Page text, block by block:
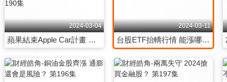
2024-03-04
蘋果結束Apple Car計畫 電動車還有戲？ 第190集
2024-03-11
台股ETF抬轎行情 能漲哪裡去？ 第191集